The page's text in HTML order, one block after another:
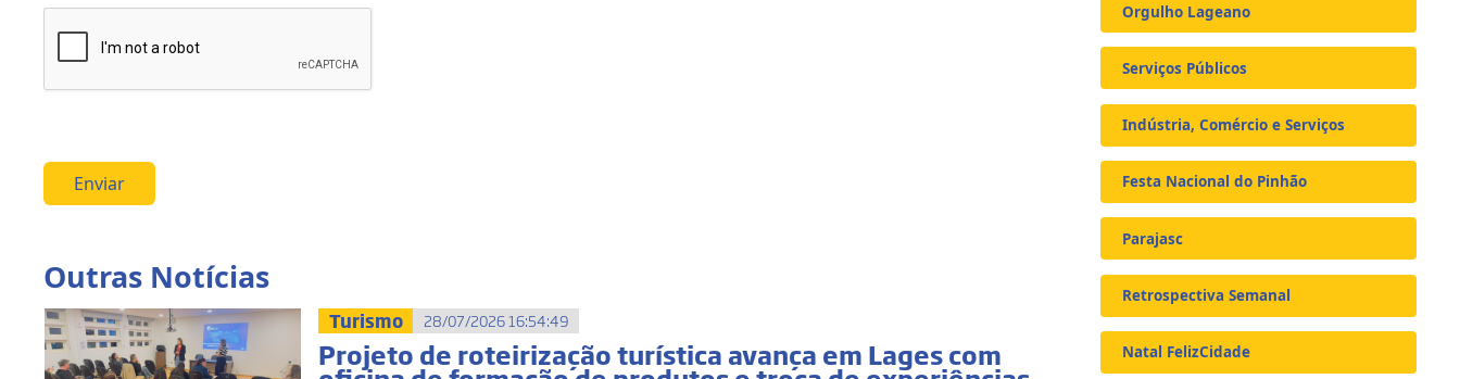
Enviar
Outras Notícias
Turismo 28/07/2026 16:54:49
Projeto de roteirização turística avança em Lages com
Orgulho Lageano
Serviços Públicos
Indústria, Comércio e Serviços
Festa Nacional do Pinhão
Parajasc
Retrospectiva Semanal
Natal FelizCidade